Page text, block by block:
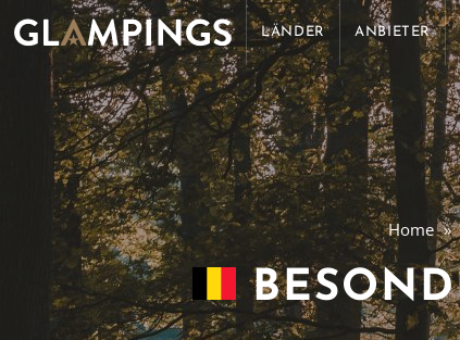
LÄNDER ANBIETER
Home